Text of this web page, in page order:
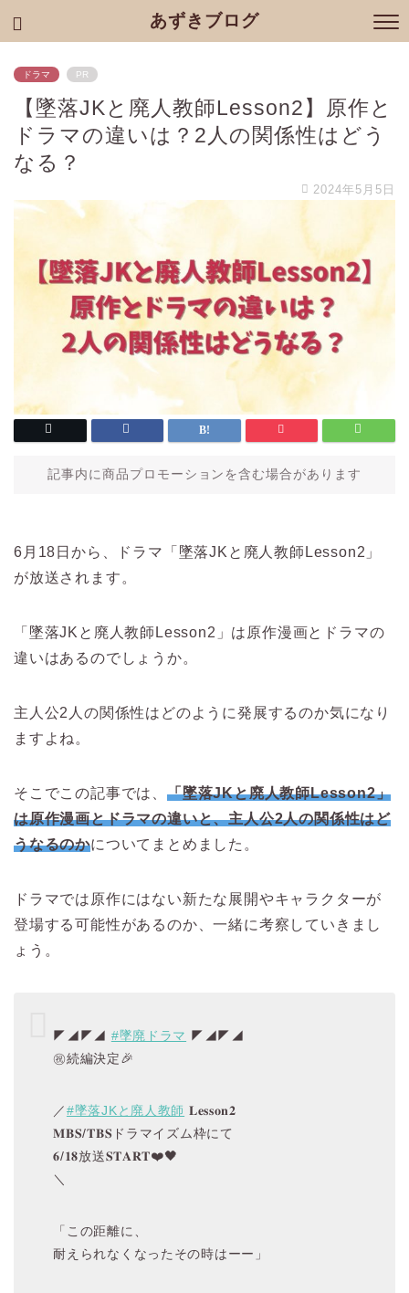
あずきブログ
ドラマ PR
【墜落JKと廃人教師Lesson2】原作と
ドラマの違いは？2人の関係性はどう
なる？
2024年5月5日
記事内に商品プロモーションを含む場合があります
6月18日から、ドラマ「墜落JKと廃人教師Lesson2」
が放送されます。
「墜落JKと廃人教師Lesson2」は原作漫画とドラマの
違いはあるのでしょうか。
主人公2人の関係性はどのように発展するのか気になり
ますよね。
そこでこの記事では、 「墜落JKと廃人教師Lesson2」
は原作漫画とドラマの違いと、主人公2人の関係性はど
うなるのかについてまとめました。
ドラマでは原作にはない新たな展開やキャラクターが
登場する可能性があるのか、一緒に考察していきまし
ょう。
◤◢◤◢ #墜廃ドラマ ◤◢◤◢
㊗️続編決定🎉
／#墜落JKと廃人教師 𝐋𝐞𝐬𝐬𝐨𝐧𝟐
𝐌𝐁𝐒/𝐓𝐁𝐒ドラマイズム枠にて
𝟔/𝟏𝟖放送𝐒𝐓𝐀𝐑𝐓❤️🖤
＼
「この距離に、
耐えられなくなったその時はーー」